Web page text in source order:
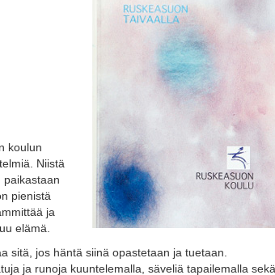
koulun
Niistä
paikastaan
pienistä
ja
elämä.
sitä, jos häntä siinä opastetaan ja tuetaan.
ja runoja kuuntelemalla, säveliä tapailemalla sekä